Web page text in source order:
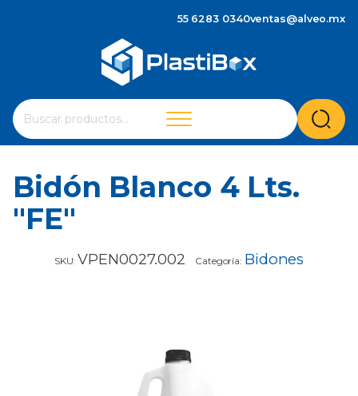
55 6283 0340ventas@alveo.mx
Buscar
por:
Cuando hay resultados autocompletados, puedes
Bidón Blanco 4 Lts.
"FE"
SKU: VPEN0027.002 Categoría: Bidones